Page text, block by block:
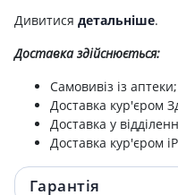
Прокладки гiгiєнiчнi
Палички гiгiєн bella №100
Прокл bella panty
Палочки гiгiєнiчнi
Дивитися детальніше.
Доставка здійснюється:
Самовивіз із аптеки;
Доставка кур'єром
Доставка у
Доставка кур'єром
Гарантія